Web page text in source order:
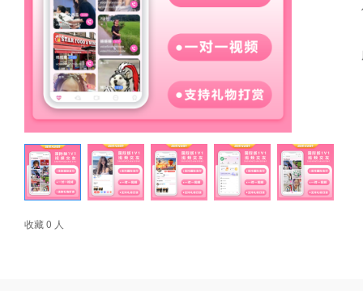
收藏 0 人